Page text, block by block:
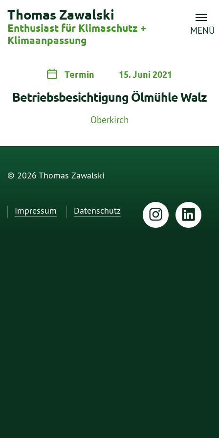
Thomas Zawalski
Enthusiast für Klimaschutz +
Klimaanpassung
MENÜ
Termin 15. Juni 2021
Betriebsbesichtigung Ölmühle Walz
Oberkirch
© 2026 Thomas Zawalski
Impressum Datenschutz